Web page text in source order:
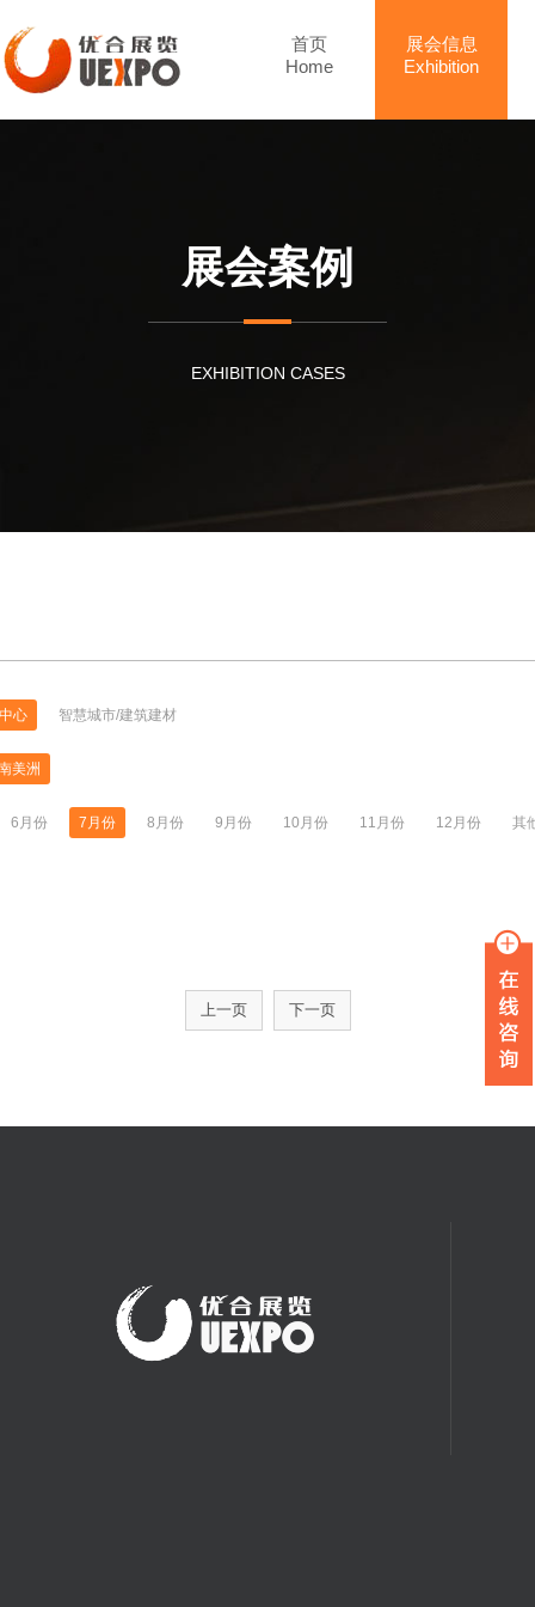
首页
Home
展会信息
Exhibition
展会案例
EXHIBITION CASES
心 智慧城市/建筑建材
美洲
6月份 7月份 8月份 9月份 10月份 11月份 12月份 其
上一页 下一页